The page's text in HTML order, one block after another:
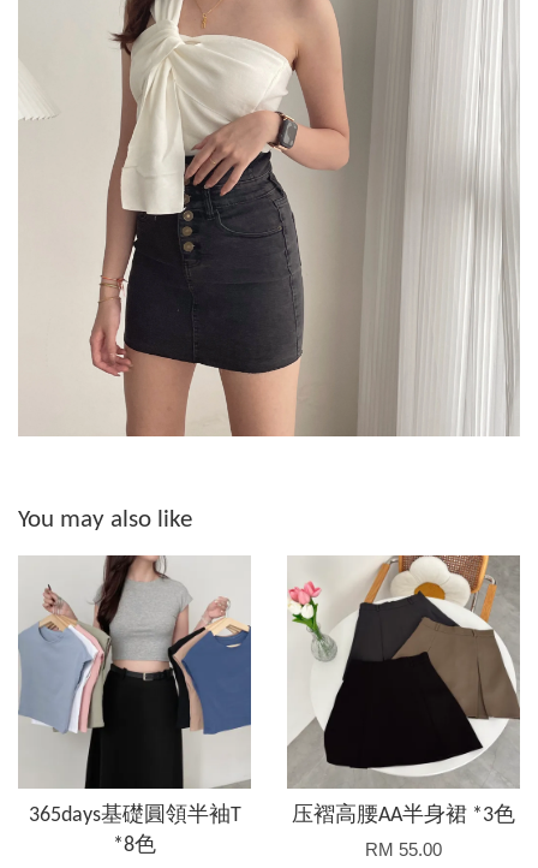
You may also like
365days基礎圓領半袖T
*8色
压褶高腰AA半身裙 *3色
RM 55.00